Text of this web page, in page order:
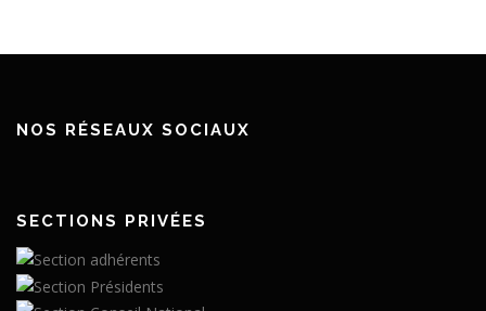
NOS RÉSEAUX SOCIAUX
SECTIONS PRIVÉES